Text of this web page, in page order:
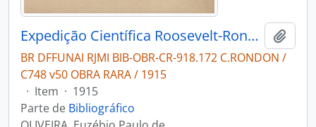
Expedição Científica Roosevelt-Rondon / Geologia: relatório apresentado ao Sr. Coronel de Engenharia Cândido Mariano da Silva Rondon, chefe da Commissão brasileira.
BR DFFUNAI RJMI BIB-OBR-CR-918.172 C.RONDON /
C748 v50 OBRA RARA / 1915
· Item · 1915
Parte de Bibliográfico